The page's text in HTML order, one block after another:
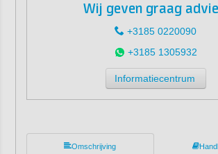
Wij geven graag
+3185 0220090
+3185 1305932
Informatiecentrum
Omschrijving